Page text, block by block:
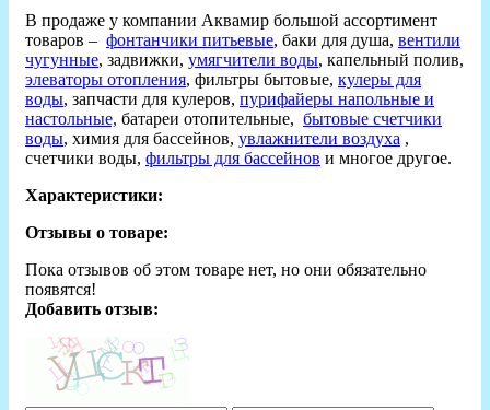
В продаже у компании Аквамир большой ассортимент
товаров – фонтанчики питьевые, баки для душа, вентили
чугунные, задвижки, умягчители воды, капельный полив,
элеваторы отопления, фильтры бытовые, кулеры для
воды, запчасти для кулеров, пурифайеры напольные и
настольные, батареи отопительные, бытовые счетчики
воды, химия для бассейнов, увлажнители воздуха ,
счетчики воды, фильтры для бассейнов и многое другое.
Характеристики:
Отзывы о товаре:
Пока отзывов об этом товаре нет, но они обязательно
появятся!
Добавить отзыв: